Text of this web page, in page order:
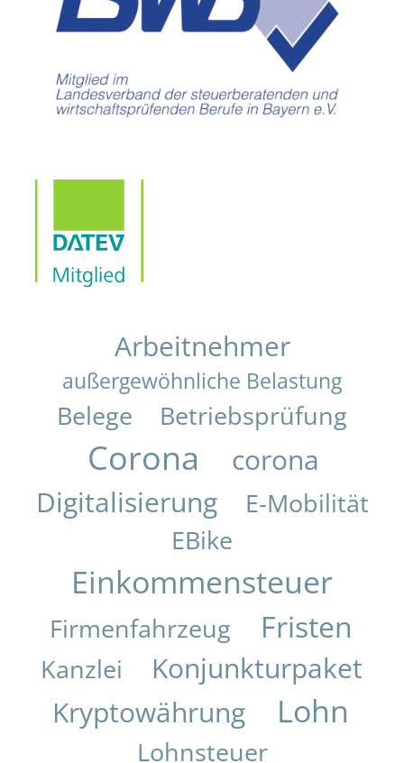
Arbeitnehmer
außergewöhnliche Belastung
Belege Betriebsprüfung
Corona
corona
Digitalisierung
E-Mobilität
EBike
Einkommensteuer
Firmenfahrzeug Fristen
Kanzlei
Konjunkturpaket
Kryptowährung
Lohn
Lohnsteuer